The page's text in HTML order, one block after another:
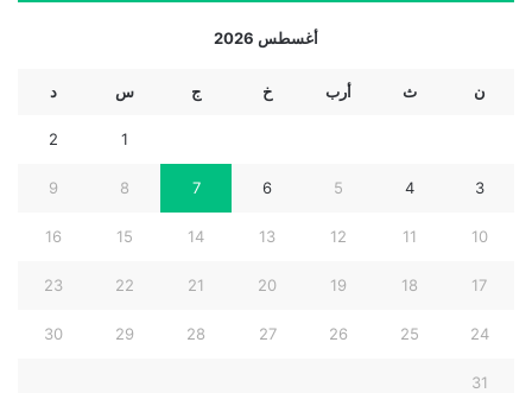
أغسطس 2026
ن ث أرب خ ج س د
1
2
3
4
5
6
7
8
9
10
11
12
13
14
15
16
17
18
19
20
21
22
23
24
25
26
27
28
29
30
31